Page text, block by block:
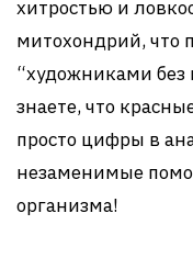
хитростью и
митохондрий, что
“художниками без
знаете, что
просто цифры в
незаменимые
организма!